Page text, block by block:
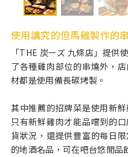
使用講究的但馬雞製作的
「THE 炭ーズ 九條店」提供
了各種雞肉部位的串燒外，
材都是使用備長碳烤製。
其中推薦的招牌菜是使用新
只有新鮮雞肉才能品嚐到的
貨狀況，還提供豐富的每日
的地酒名品，可在吧台悠閒品